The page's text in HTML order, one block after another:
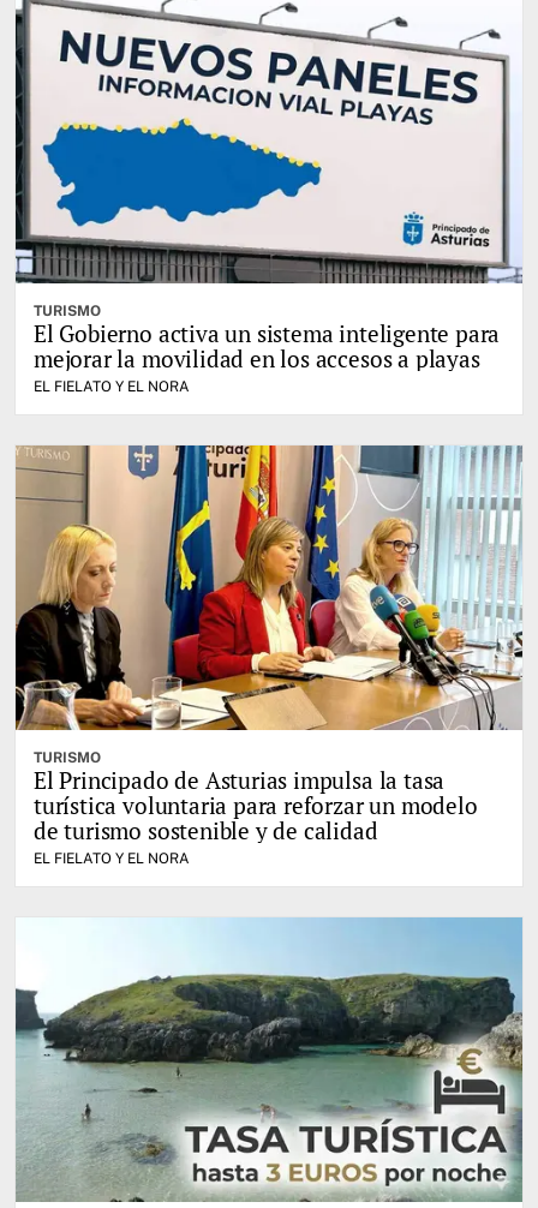
TURISMO
El Gobierno activa un sistema inteligente para
mejorar la movilidad en los accesos a playas
EL FIELATO Y EL NORA
TURISMO
El Principado de Asturias impulsa la tasa
turística voluntaria para reforzar un modelo
de turismo sostenible y de calidad
EL FIELATO Y EL NORA